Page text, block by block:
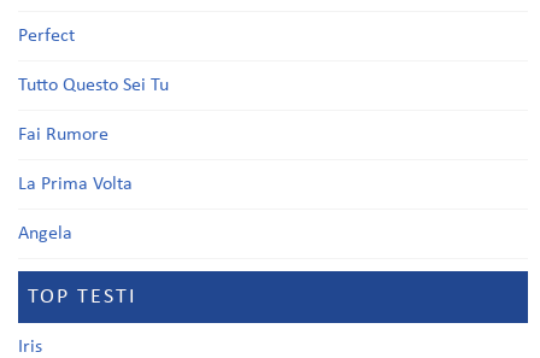
Perfect
Tutto Questo Sei Tu
Fai Rumore
La Prima Volta
Angela
TOP TESTI
Iris